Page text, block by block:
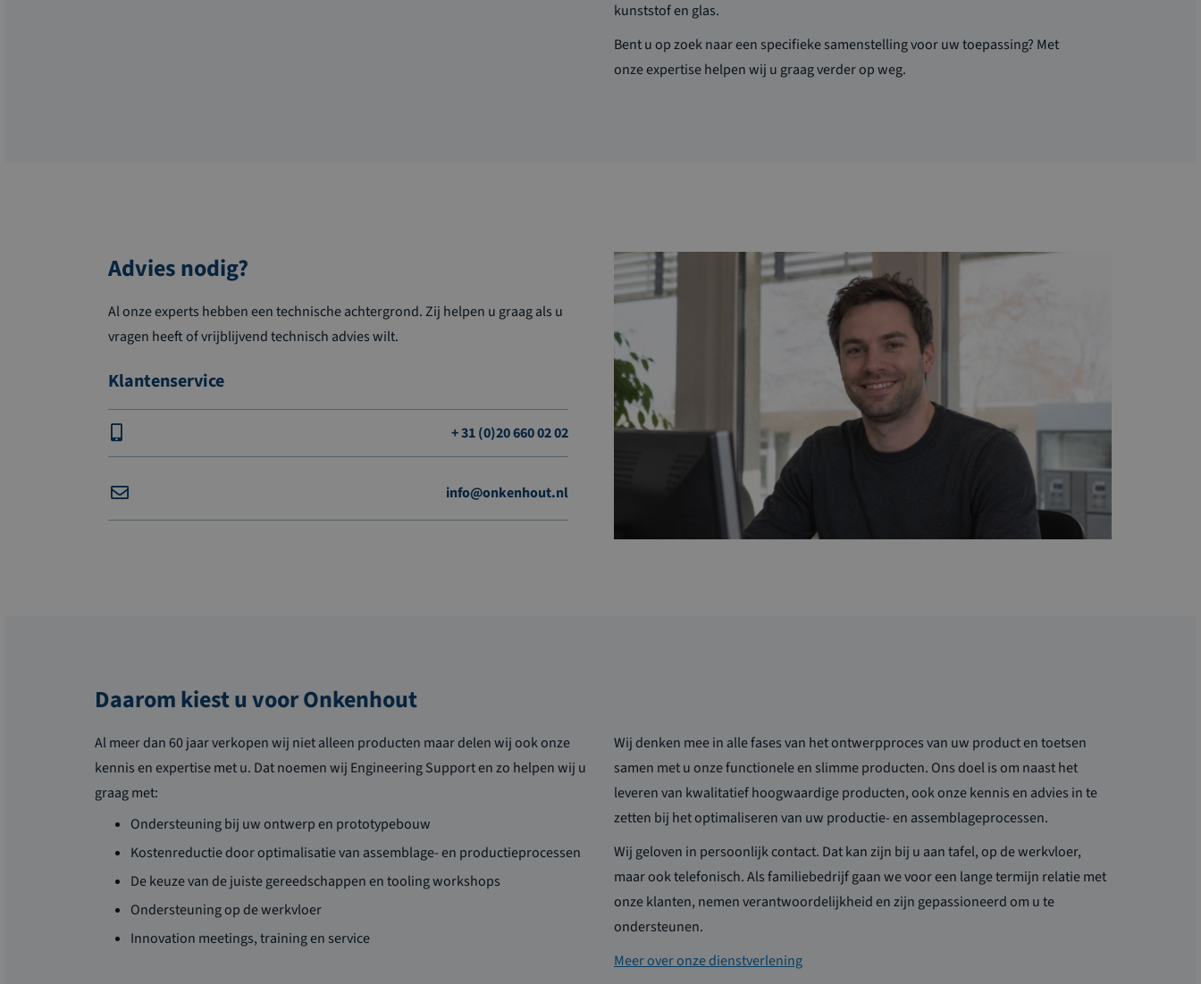
kunststof en glas.
Bent u op zoek naar een specifieke samenstelling voor uw toepassing? Met
onze expertise helpen wij u graagverder op weg.
Advies nodig?
Al onze experts hebben een technische achtergrond. Zij helpen u graag als u
vragen heeft of vrijblijvend technisch advies wilt.
Klantenservice
+ 31 (0)20 660 02 02
info@onkenhout.nl
Daarom kiest u voor Onkenhout
Al meer dan 60 jaar verkopen wij niet alleen producten maar delen wij ook onze
kennis en expertise met u. Dat noemen wij Engineering Support en zo helpen wij u
graag met:
Ondersteuning bij uw ontwerp en prototypebouw
Kostenreductie door optimalisatie van assemblage- en productieprocessen
De keuze van de juiste gereedschappen en tooling workshops
Ondersteuning op de werkvloer
Innovation meetings, training en service
Wij denken mee in alle fases van het ontwerpproces van uw product en toetsen
samen met u onze functionele en slimme producten. Ons doel is om naast het
leveren van kwalitatief hoogwaardige producten, ook onze kennis en advies in te
zetten bij het optimaliseren van uw productie- en assemblageprocessen.
Wij geloven in persoonlijk contact. Dat kan zijn bij u aan tafel, op de werkvloer,
maar ook telefonisch. Als familiebedrijf gaan we voor een lange termijn relatie met
onze klanten, nemen verantwoordelijkheid en zijn gepassioneerd om u te
ondersteunen.
Meer over onze dienstverlening